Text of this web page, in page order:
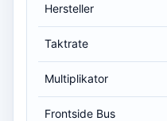
Hersteller
Taktrate
Multiplikator
Frontside Bus